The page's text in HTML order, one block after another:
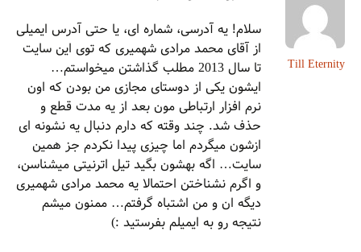
Till Eternity
سلام! یه آدرسی، شماره ای، یا حتی آدرس ایمیلی
از آقای محمد مرادی شهمیری که توی این سایت
تا سال 2013 مطلب گذاشتن میخواستم…
ایشون یکی از دوستای مجازی من بودن که اون
نرم افزار ارتباطی مون بعد از یه مدت قطع و
حذف شد. چند وقته که دارم دنبال یه نشونه ای
ازشون میگردم اما چیزی پیدا نکردم جز همین
سایت… اگه بهشون بگید تیل اترنیتی میشناسن،
و اگرم نشناختن احتمالا یه محمد مرادی شهمیری
دیگه ان و من اشتباه گرفتم… ممنون میشم
نتیجه رو به ایمیلم بفرستید :)